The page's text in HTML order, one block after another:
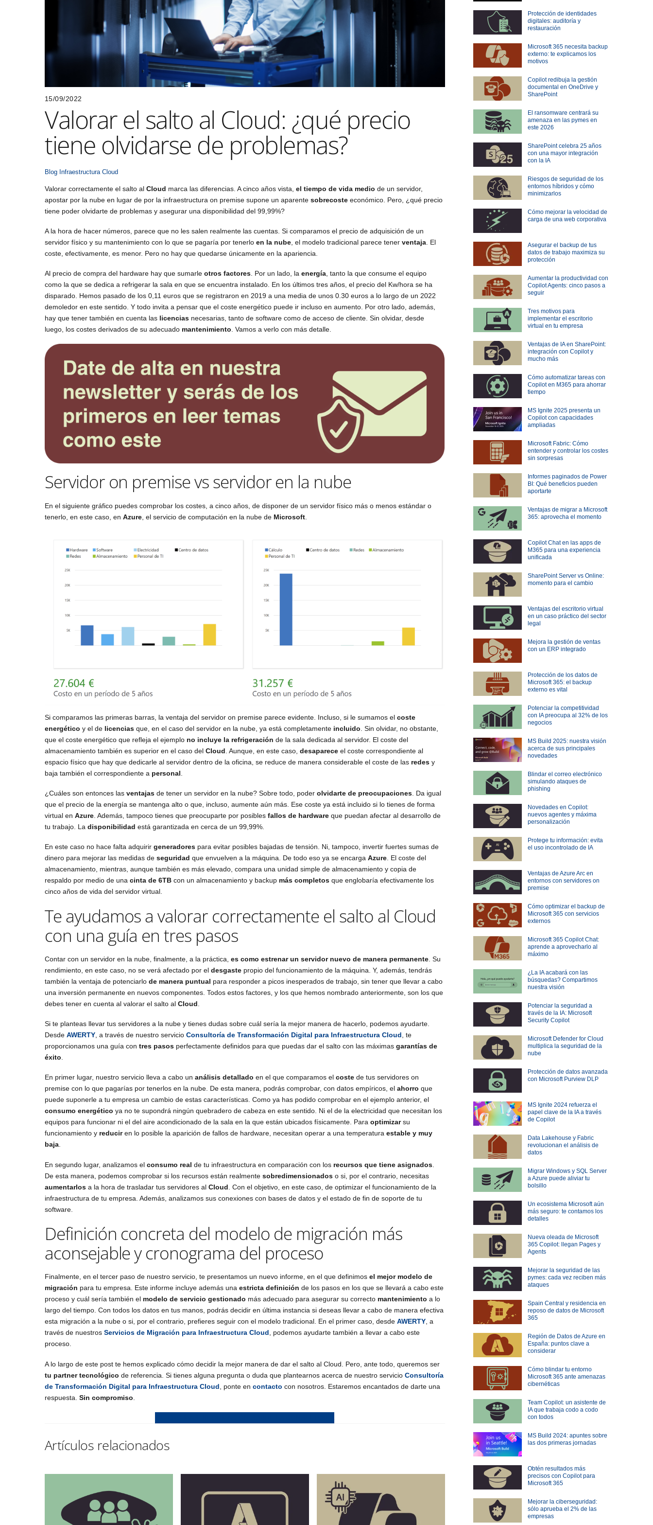
15/09/2022
Valorar el salto al Cloud: ¿qué precio
tiene olvidarse de problemas?
Blog Infraestructura Cloud
Valorar correctamente el salto al Cloud marca las diferencias. A cinco años vista, el tiempo de vida medio de un servidor,
apostar por la nube en lugar de por la infraestructura on premise supone un aparente sobrecoste económico. Pero, ¿qué precio
tiene poder olvidarte de problemas y asegurar una disponibilidad del 99,99%?
A la hora de hacer números, parece que no les salen realmente las cuentas. Si comparamos el precio de adquisición de un
servidor físico y su mantenimiento con lo que se pagaría por tenerlo en la nube , el modelo tradicional parece tener ventaja . El
coste, efectivamente, es menor. Pero no hay que quedarse únicamente en la apariencia.
Al precio de compra del hardware hay que sumarle otros factores . Por un lado, la energía , tanto la que consume el equipo
como la que se dedica a refrigerar la sala en que se encuentra instalado. En los últimos tres años, el precio del Kw/hora se ha
disparado. Hemos pasado de los 0,11 euros que se registraron en 2019 a una media de unos 0.30 euros a lo largo de un 2022
demoledor en este sentido. Y todo invita a pensar que el coste energético puede ir incluso en aumento. Por otro lado, además,
hay que tener también en cuenta las licencias necesarias, tanto de software como de acceso de cliente. Sin olvidar, desde
luego, los costes derivados de su adecuado mantenimiento . Vamos a verlo con más detalle.
Servidor on premise vs servidor en la nube
En el siguiente gráfico puedes comprobar los costes, a cinco años, de disponer de un servidor físico más o menos estándar o
tenerlo, en este caso, en Azure , el servicio de computación en la nube de Microsoft
Si comparamos las primeras barras, la ventaja del servidor on premise parece evidente. Incluso, si le sumamos el coste
energético y el de licencias que, en el caso del servidor en la nube, ya está completamente incluido . Sin olvidar, no obstante,
que el coste energético que refleja el ejemplo no incluye la refrigeración de la sala dedicada al servidor. El coste del
almacenamiento también es superior en el caso del Cloud . Aunque, en este caso, desaparece el coste correspondiente al
espacio físico que hay que dedicarle al servidor dentro de la oficina, se reduce de manera considerable el coste de las redes y
baja también el correspondiente a personal
¿Cuáles son entonces las ventajas de tener un servidor en la nube? Sobre todo, poder olvidarte de preocupaciones. Da igual
que el precio de la energía se mantenga alto o que, incluso, aumente aún más. Ese coste ya está incluido si lo tienes de forma
virtual en Azure. Además, tampoco tienes que preocuparte por posibles fallos de hardware que puedan afectar al desarrollo de
tu trabajo. La disponibilidad está garantizada en cerca de un 99,99%.
En este caso no hace falta adquirir generadores para evitar posibles bajadas de tensión. Ni, tampoco, invertir fuertes sumas de
dinero para mejorar las medidas de seguridad que envuelven a la máquina. De todo eso ya se encarga Azure. El coste del
almacenamiento, mientras, aunque también es más elevado, compara una unidad simple de almacenamiento y copia de
respaldo por medio de una cinta de 6TB con un almacenamiento y backup más completos que englobaría efectivamente los
cinco años de vida del servidor virtual.
Te ayudamos a valorar correctamente el salto al Cloud
con una guía en tres pasos
Contar con un servidor en la nube, finalmente, a la práctica, es como estrenar un servidor nuevo de manera permanente . Su
rendimiento, en este caso, no se verá afectado por el desgaste propio del funcionamiento de la máquina. Y, además, tendrás
también la ventaja de potenciarlo de manera puntual para responder a picos inesperados de trabajo, sin tener que llevar a cabo
una inversión permanente en nuevos componentes. Todos estos factores, y los que hemos nombrado anteriormente, son los que
debes tener en cuenta al valorar el salto al Cloud
Si te planteas llevar tus servidores a la nube y tienes dudas sobre cuál sería la mejor manera de hacerlo, podemos ayudarte.
Desde AWERTY, a través de nuestro servicio Consultoría de Transformación Digital para Infraestructura Cloud, te
proporcionamos una guía con tres pasos perfectamente definidos para que puedas dar el salto con las máximas garantías de
éxito.
En primer lugar, nuestro servicio lleva a cabo un análisis detallado en el que comparamos el coste de tus servidores on
premise con lo que pagarías por tenerlos en la nube. De esta manera, podrás comprobar, con datos empíricos, el ahorro que
puede suponerle a tu empresa un cambio de estas características. Como ya has podido comprobar en el ejemplo anterior, el
consumo energético ya no te supondrá ningún quebradero de cabeza en este sentido. Ni el de la electricidad que necesitan los
equipos para funcionar ni el del aire acondicionado de la sala en la que están ubicados físicamente. Para optimizarsu
funcionamiento y reduciren lo posible la aparición de fallos de hardware, necesitan operar a una temperatura estable y muy
baja.
En segundo lugar, analizamos el consumo real de tu infraestructura en comparación con los recursos que tiene asignados
De esta manera, podemos comprobar si los recursos están realmente sobredimensionados o si, por el contrario, necesitas
aumentarlos a la hora de trasladar tus servidores al Cloud . Con el objetivo, en este caso, de optimizar el funcionamiento de la
infraestructura de tu empresa. Además, analizamos sus conexiones con bases de datos y el estado de fin de soporte de tu
software.
Definición concreta del modelo de migración más
aconsejable y cronograma del proceso
Finalmente, en el tercer paso de nuestro servicio, te presentamos un nuevo informe, en el que definimos el mejor modelo de
migración para tu empresa. Este informe incluye además una estricta definición de los pasos en los que se llevará a cabo este
proceso y cuál sería también el modelo de servicio gestionado más adecuado para asegurar su correcto mantenimiento a lo
largo del tiempo. Con todos los datos en tus manos, podrás decidir en última instancia si deseas llevar a cabo de manera efectiva
esta migración a la nube o si, por el contrario, prefieres seguir con el modelo tradicional. En el primer caso, desde AWERTY, a
través de nuestros Servicios de Migración para Infraestructura Cloud, podemos ayudarte también a llevar a cabo este
proceso.
A lo largo de este post te hemos explicado cómo decidir la mejor manera de dar el salto al Cloud. Pero, ante todo, queremos ser
tu partner tecnológico de referencia. Si tienes alguna pregunta o duda que plantearnos acerca de nuestro servicio Consultoría
de Transformación Digital para Infraestructura Cloud , ponte en contacto con nosotros. Estaremos encantados de darte una
respuesta. Sin compromiso
Protección de identidades
digitales: auditoría y
restauración
Microsoft 365 necesita backup
externo: te explicamos los
motivos
Copilot redibuja la gestión
documental en OneDrive y
SharePoint
El ransomware centrará su
amenaza en las pymes en
este 2026
SharePoint celebra 25 años
con una mayor integración
con la IA
Riesgos de seguridad de los
entornos híbridos y cómo
minimizarlos
Cómo mejorar la velocidad de
carga de una web corporativa
Asegurar el backup de tus
datos de trabajo maximiza su
protección
Aumentar la productividad con
Copilot Agents: cinco pasos a
seguir
Tres motivos para
implementar el escritorio
virtual en tu empresa
Ventajas de IA en SharePoint:
integración con Copilot y
mucho más
Cómo automatizar tareas con
Copilot en M365 para ahorrar
tiempo
MS Ignite 2025 presenta un
Copilot con capacidades
ampliadas
Microsoft Fabric: Cómo
entender y controlar los costes
sin sorpresas
Informes paginados de Power
BI: Qué beneficios pueden
aportarte
Ventajas de migrar a Microsoft
365: aprovecha el momento
Copilot Chat en las apps de
M365 para una experiencia
unificada
SharePoint Server vs Online:
momento para el cambio
Ventajas del escritorio virtual
en un caso práctico del sector
legal
Mejora la gestión de ventas
con un ERP integrado
Protección de los datos de
Microsoft 365: el backup
externo es vital
Potenciar la competitividad
con IA preocupa al 32% de los
negocios
MS Build 2025: nuestra visión
acerca de sus principales
novedades
Blindar el correo electrónico
simulando ataques de
phishing
Novedades en Copilot:
nuevos agentes y máxima
personalización
Protege tu información: evita
el uso incontrolado de IA
Ventajas de Azure Arc en
entornos con servidores on
premise
Cómo optimizar el backup de
Microsoft 365 con servicios
externos
Microsoft 365 Copilot Chat:
aprende a aprovecharlo al
máximo
¿La IA acabará con las
búsquedas? Compartimos
nuestra visión
Potenciar la seguridad a
través de la IA: Microsoft
Security Copilot
Microsoft Defender for Cloud
multiplica la seguridad de la
nube
Protección de datos avanzada
con Microsoft Purview DLP
MS Ignite 2024 refuerza el
papel clave de la IA a través
de Copilot
Data Lakehouse y Fabric
revolucionan el análisis de
datos
Migrar Windows y SQL Server
a Azure puede aliviar tu
bolsillo
Un ecosistema Microsoft aún
más seguro: te contamos los
detalles
Nueva oleada de Microsoft
365 Copilot: llegan Pages y
Agents
Mejorar la seguridad de las
pymes: cada vez reciben más
ataques
Spain Central y residencia en
reposo de datos de Microsoft
365
Región de Datos de Azure en
España: puntos clave a
considerar
Cómo blindar tu entorno
Microsoft 365 ante amenazas
cibernéticas
Team Copilot: un asistente de
IA que trabaja codo a codo
con todos
MS Build 2024: apuntes sobre
las dos primeras jornadas
Obtén resultados más
precisos con Copilot para
Microsoft 365
Mejorar la ciberseguridad:
sólo aprueba el 2% de las
empresas